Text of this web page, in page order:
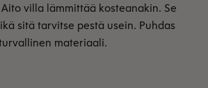
villa lämmittää kosteanakin. Se
sitä tarvitse pestä usein. Puhdas
materiaali.